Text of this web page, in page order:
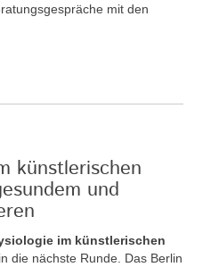
mit den
künstlerischen
und
im künstlerischen
die nächste Runde. Das Berlin